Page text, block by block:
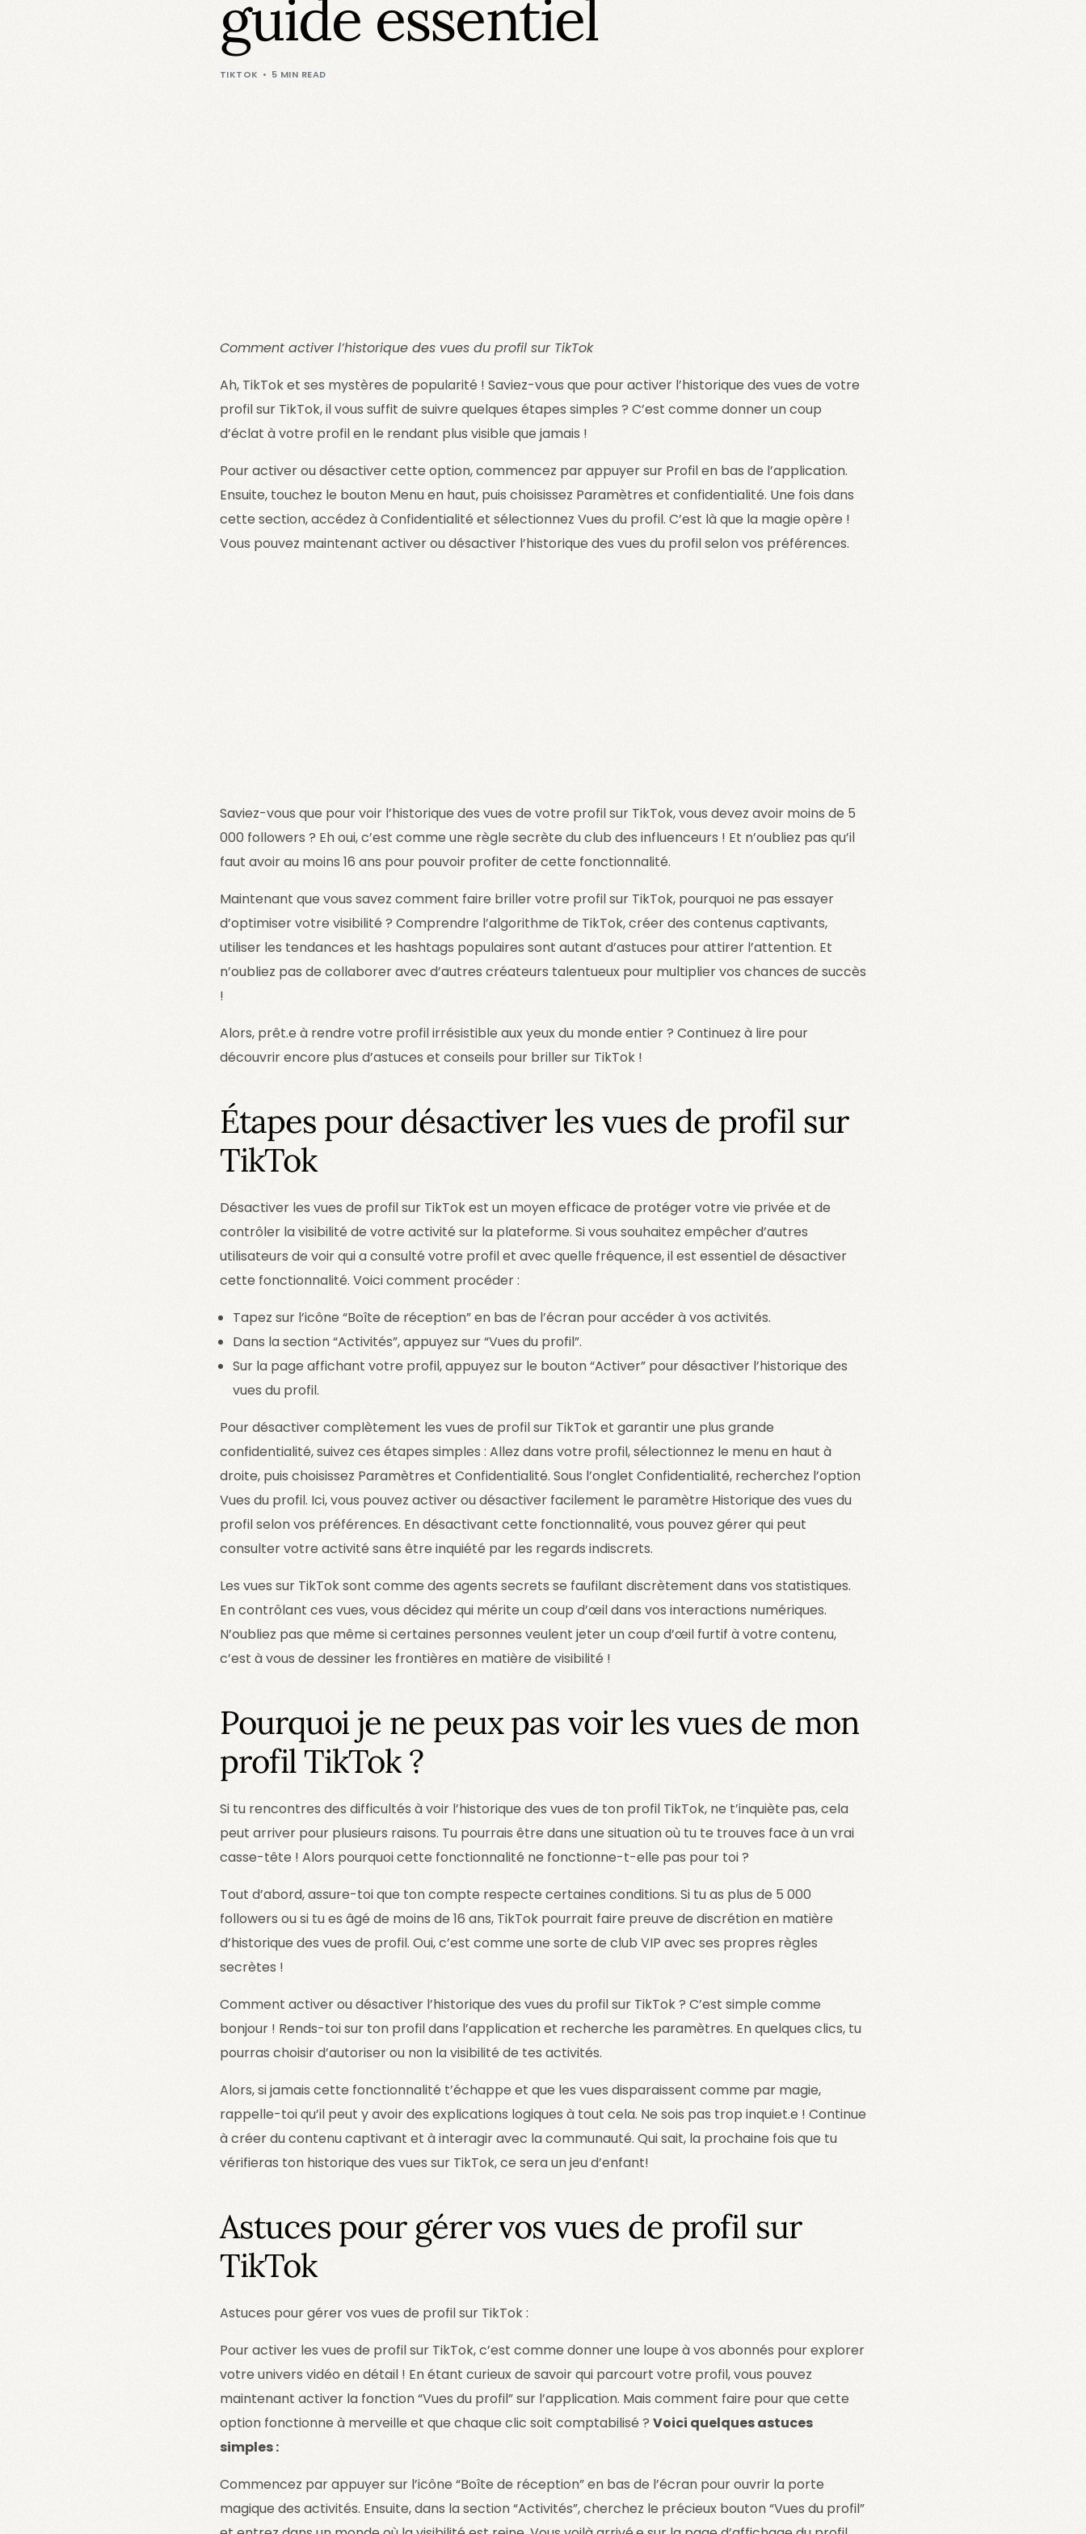
guide essentiel
TIKTOK 5 MIN READ
Comment activer l’historique des vues du profil sur TikTok
Ah, TikTok et ses mystères de popularité ! Saviez-vous que pour activer l’historique des vues de votre
profil sur TikTok, il vous suffit de suivre quelques étapes simples ? C’est comme donner un coup
d’éclat à votre profil en le rendant plus visible que jamais !
Pour activer ou désactiver cette option, commencez par appuyer sur Profil en bas de l’application.
Ensuite, touchez le bouton Menu en haut, puis choisissez Paramètres et confidentialité. Une fois dans
cette section, accédez à Confidentialité et sélectionnez Vues du profil. C’est là que la magie opère !
Vous pouvez maintenant activer ou désactiver l’historique des vues du profil selon vos préférences.
Saviez-vous que pour voir l’historique des vues de votre profil sur TikTok, vous devez avoir moins de 5
000 followers ? Eh oui, c’est comme une règle secrète du club des influenceurs ! Et n’oubliez pas qu’il
faut avoir au moins 16 ans pour pouvoir profiter de cette fonctionnalité.
Maintenant que vous savez comment faire briller votre profil sur TikTok, pourquoi ne pas essayer
d’optimiser votre visibilité ? Comprendre l’algorithme de TikTok, créer des contenus captivants,
utiliser les tendances et les hashtags populaires sont autant d’astuces pour attirer l’attention. Et
n’oubliez pas de collaborer avec d’autres créateurs talentueux pour multiplier vos chances de succès
!
Alors, prêt.e à rendre votre profil irrésistible aux yeux du monde entier ? Continuez à lire pour
découvrir encore plus d’astuces et conseils pour briller sur TikTok !
Étapes pour désactiver les vues de profil sur
TikTok
Désactiver les vues de profil sur TikTok est un moyen efficace de protéger votre vie privée et de
contrôler la visibilité de votre activité sur la plateforme. Si vous souhaitez empêcher d’autres
utilisateurs de voir qui a consulté votre profil et avec quelle fréquence, il est essentiel de désactiver
cette fonctionnalité. Voici comment procéder :
Tapez sur l’icône “Boîte de réception” en bas de l’écran pour accéder à vos activités.
Dans la section “Activités”, appuyez sur “Vues du profil”.
Sur la page affichant votre profil, appuyez sur le bouton “Activer” pour désactiver l’historique des
vues du profil.
Pour désactiver complètement les vues de profil sur TikTok et garantir une plus grande
confidentialité, suivez ces étapes simples : Allez dans votre profil, sélectionnez le menu en haut à
droite, puis choisissez Paramètres et Confidentialité. Sous l’onglet Confidentialité, recherchez l’option
Vues du profil. Ici, vous pouvez activer ou désactiver facilement le paramètre Historique des vues du
profil selon vos préférences. En désactivant cette fonctionnalité, vous pouvez gérer qui peut
consulter votre activité sans être inquiété par les regards indiscrets.
Les vues sur TikTok sont comme des agents secrets se faufilant discrètement dans vos statistiques.
En contrôlant ces vues, vous décidez qui mérite un coup d’œil dans vos interactions numériques.
N’oubliez pas que même si certaines personnes veulent jeter un coup d’œil furtif à votre contenu,
c’est à vous de dessiner les frontières en matière de visibilité !
Pourquoi je ne peux pas voir les vues de mon
profil TikTok ?
Si tu rencontres des difficultés à voir l’historique des vues de ton profil TikTok, ne t’inquiète pas, cela
peut arriver pour plusieurs raisons. Tu pourrais être dans une situation où tu te trouves face à un vrai
casse-tête ! Alors pourquoi cette fonctionnalité ne fonctionne-t-elle pas pour toi ?
Tout d’abord, assure-toi que ton compte respecte certaines conditions. Si tu as plus de 5 000
followers ou si tu es âgé de moins de 16 ans, TikTok pourrait faire preuve de discrétion en matière
d’historique des vues de profil. Oui, c’est comme une sorte de club VIP avec ses propres règles
secrètes !
Comment activer ou désactiver l’historique des vues du profil sur TikTok ? C’est simple comme
bonjour ! Rends-toi sur ton profil dans l’application et recherche les paramètres. En quelques clics, tu
pourras choisir d’autoriser ou non la visibilité de tes activités.
Alors, si jamais cette fonctionnalité t’échappe et que les vues disparaissent comme par magie,
rappelle-toi qu’il peut y avoir des explications logiques à tout cela. Ne sois pas trop inquiet.e ! Continue
à créer du contenu captivant et à interagir avec la communauté. Qui sait, la prochaine fois que tu
vérifieras ton historique des vues sur TikTok, ce sera un jeu d’enfant!
Astuces pour gérer vos vues de profil sur
TikTok
Astuces pour gérer vos vues de profil sur TikTok :
Pour activer les vues de profil sur TikTok, c’est comme donner une loupe à vos abonnés pour explorer
votre univers vidéo en détail ! En étant curieux de savoir qui parcourt votre profil, vous pouvez
maintenant activer la fonction “Vues du profil” sur l’application. Mais comment faire pour que cette
option fonctionne à merveille et que chaque clic soit comptabilisé ? Voici quelques astuces
simples :
Commencez par appuyer sur l’icône “Boîte de réception” en bas de l’écran pour ouvrir la porte
magique des activités. Ensuite, dans la section “Activités”, cherchez le précieux bouton “Vues du profil”